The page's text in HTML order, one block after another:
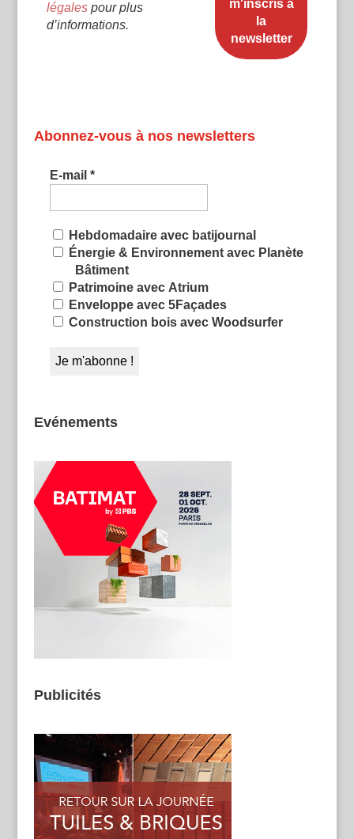
légalespour plus
d’informations.
Abonnez-vous à nos newsletters
E-mail *
Hebdomadaire avec batijournal
Énergie & Environnement avec Planète
Bâtiment
Patrimoine avec Atrium
Enveloppe avec 5Façades
Construction bois avec Woodsurfer
Evénements
Publicités